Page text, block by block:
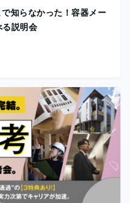
知らなかった！容器メー
説明会